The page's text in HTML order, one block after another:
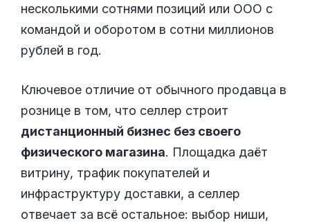
несколькими сотнями позиций или ООО с
командой и оборотом в сотни миллионов
рублей в год.
Ключевое отличие от обычного продавца в
рознице в том, что селлер строит
дистанционный бизнес без своего
физического магазина. Площадка даёт
витрину, трафик покупателей и
инфраструктуру доставки, а селлер
отвечает за всё остальное: выбор ниши,